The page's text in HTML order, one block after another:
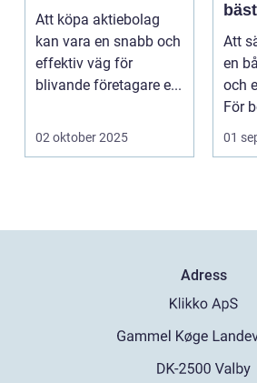
Att köpa aktiebolag
kan vara en snabb och
effektiv väg för
blivande företagare e...
02 oktober 2025
guld
Att
en
och
För
01
Adress